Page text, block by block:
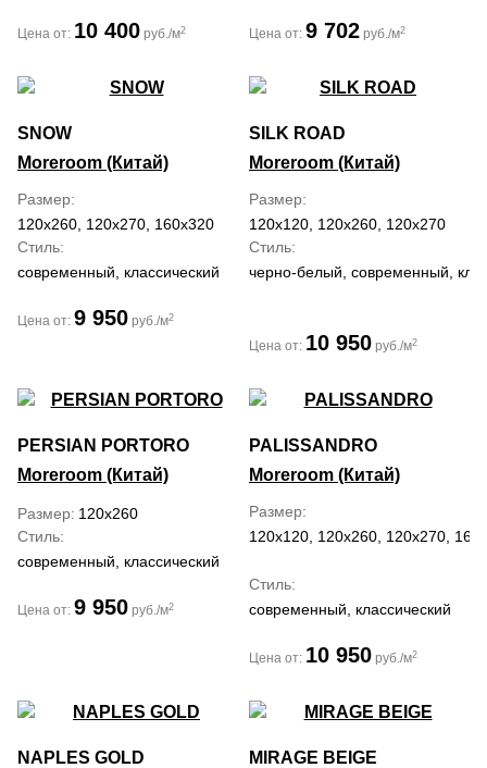
Цена от: 10 400 руб./м2 Цена от: 9 702 руб./м2
SNOW
Moreroom (Китай)
Размер
120x260, 120x270, 160x320
Стиль
современный, классический
Цена от: 9 950 руб./м2
SILK ROAD
Moreroom (Китай)
Размер
120x120, 120x260, 120x270
Стиль
черно-белый, современный,
Цена от: 10 950 руб./м2
PERSIAN PORTORO
Moreroom (Китай)
Размер 120x260
Стиль
современный, классический
Цена от: 9 950 руб./м2
PALISSANDRO
Moreroom (Китай)
Размер
120x120, 120x260, 120x270,
Стиль
современный, классический
Цена от: 10 950 руб./м2
NAPLES GOLD
MIRAGE BEIGE